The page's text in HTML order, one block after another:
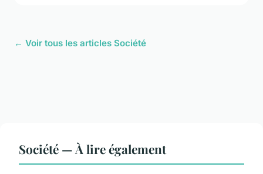
← Voir tous les articles Société
Société — À lire également